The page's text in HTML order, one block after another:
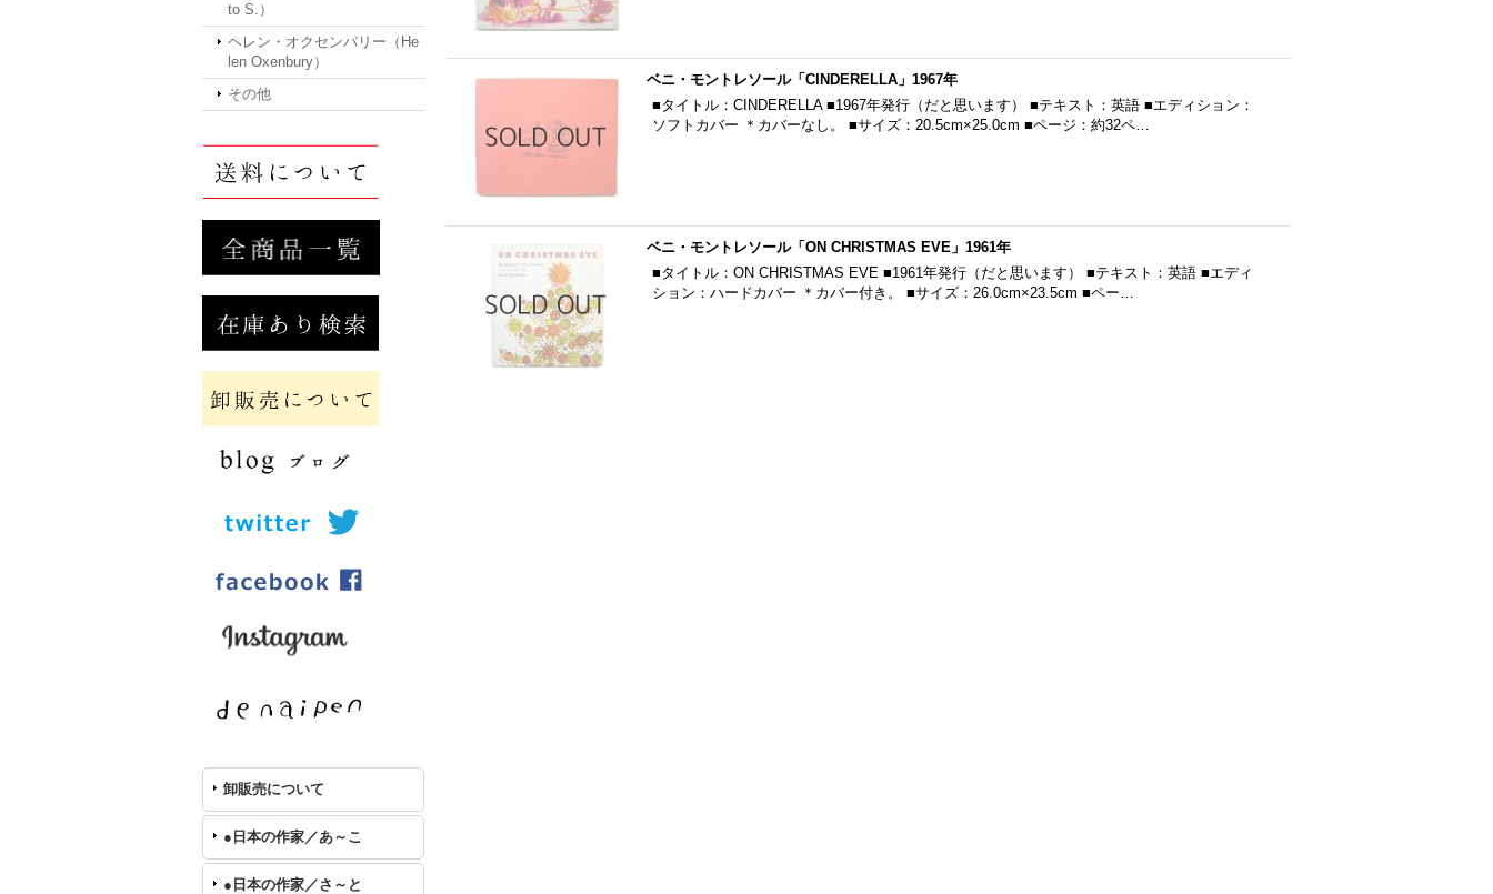
to S.）
ヘレン・オクセンバリー（He
len Oxenbury）
その他
卸販売について
●日本の作家／あ～こ
●日本の作家／さ～と
ベニ・モントレソール「CINDERELLA」1967年
■タイトル：CINDERELLA ■1967年発行（だと思います） ■テキスト：英語 ■エディション：
ソフトカバー ＊カバーなし。 ■サイズ：20.5cm×25.0cm ■ページ：約32ペ…
ベニ・モントレソール「ON CHRISTMAS EVE」1961年
■タイトル：ON CHRISTMAS EVE ■1961年発行（だと思います） ■テキスト：英語 ■エディ
ション：ハードカバー ＊カバー付き。 ■サイズ：26.0cm×23.5cm ■ペー…